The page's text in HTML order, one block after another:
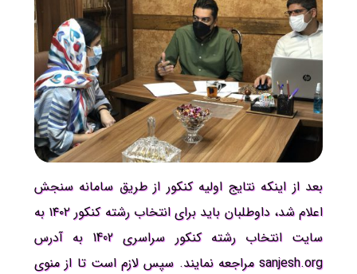
بعد از اینکه نتایج اولیه کنکور از طریق سامانه سنجش
اعلام شد، داوطلبان باید برای انتخاب رشته کنکور ۱۴۰۲ به
سایت انتخاب رشته کنکور سراسری 1402 به آدرس
sanjesh.org مراجعه نمایند. سپس لازم است تا از منوی